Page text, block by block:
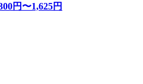
円〜1,625円